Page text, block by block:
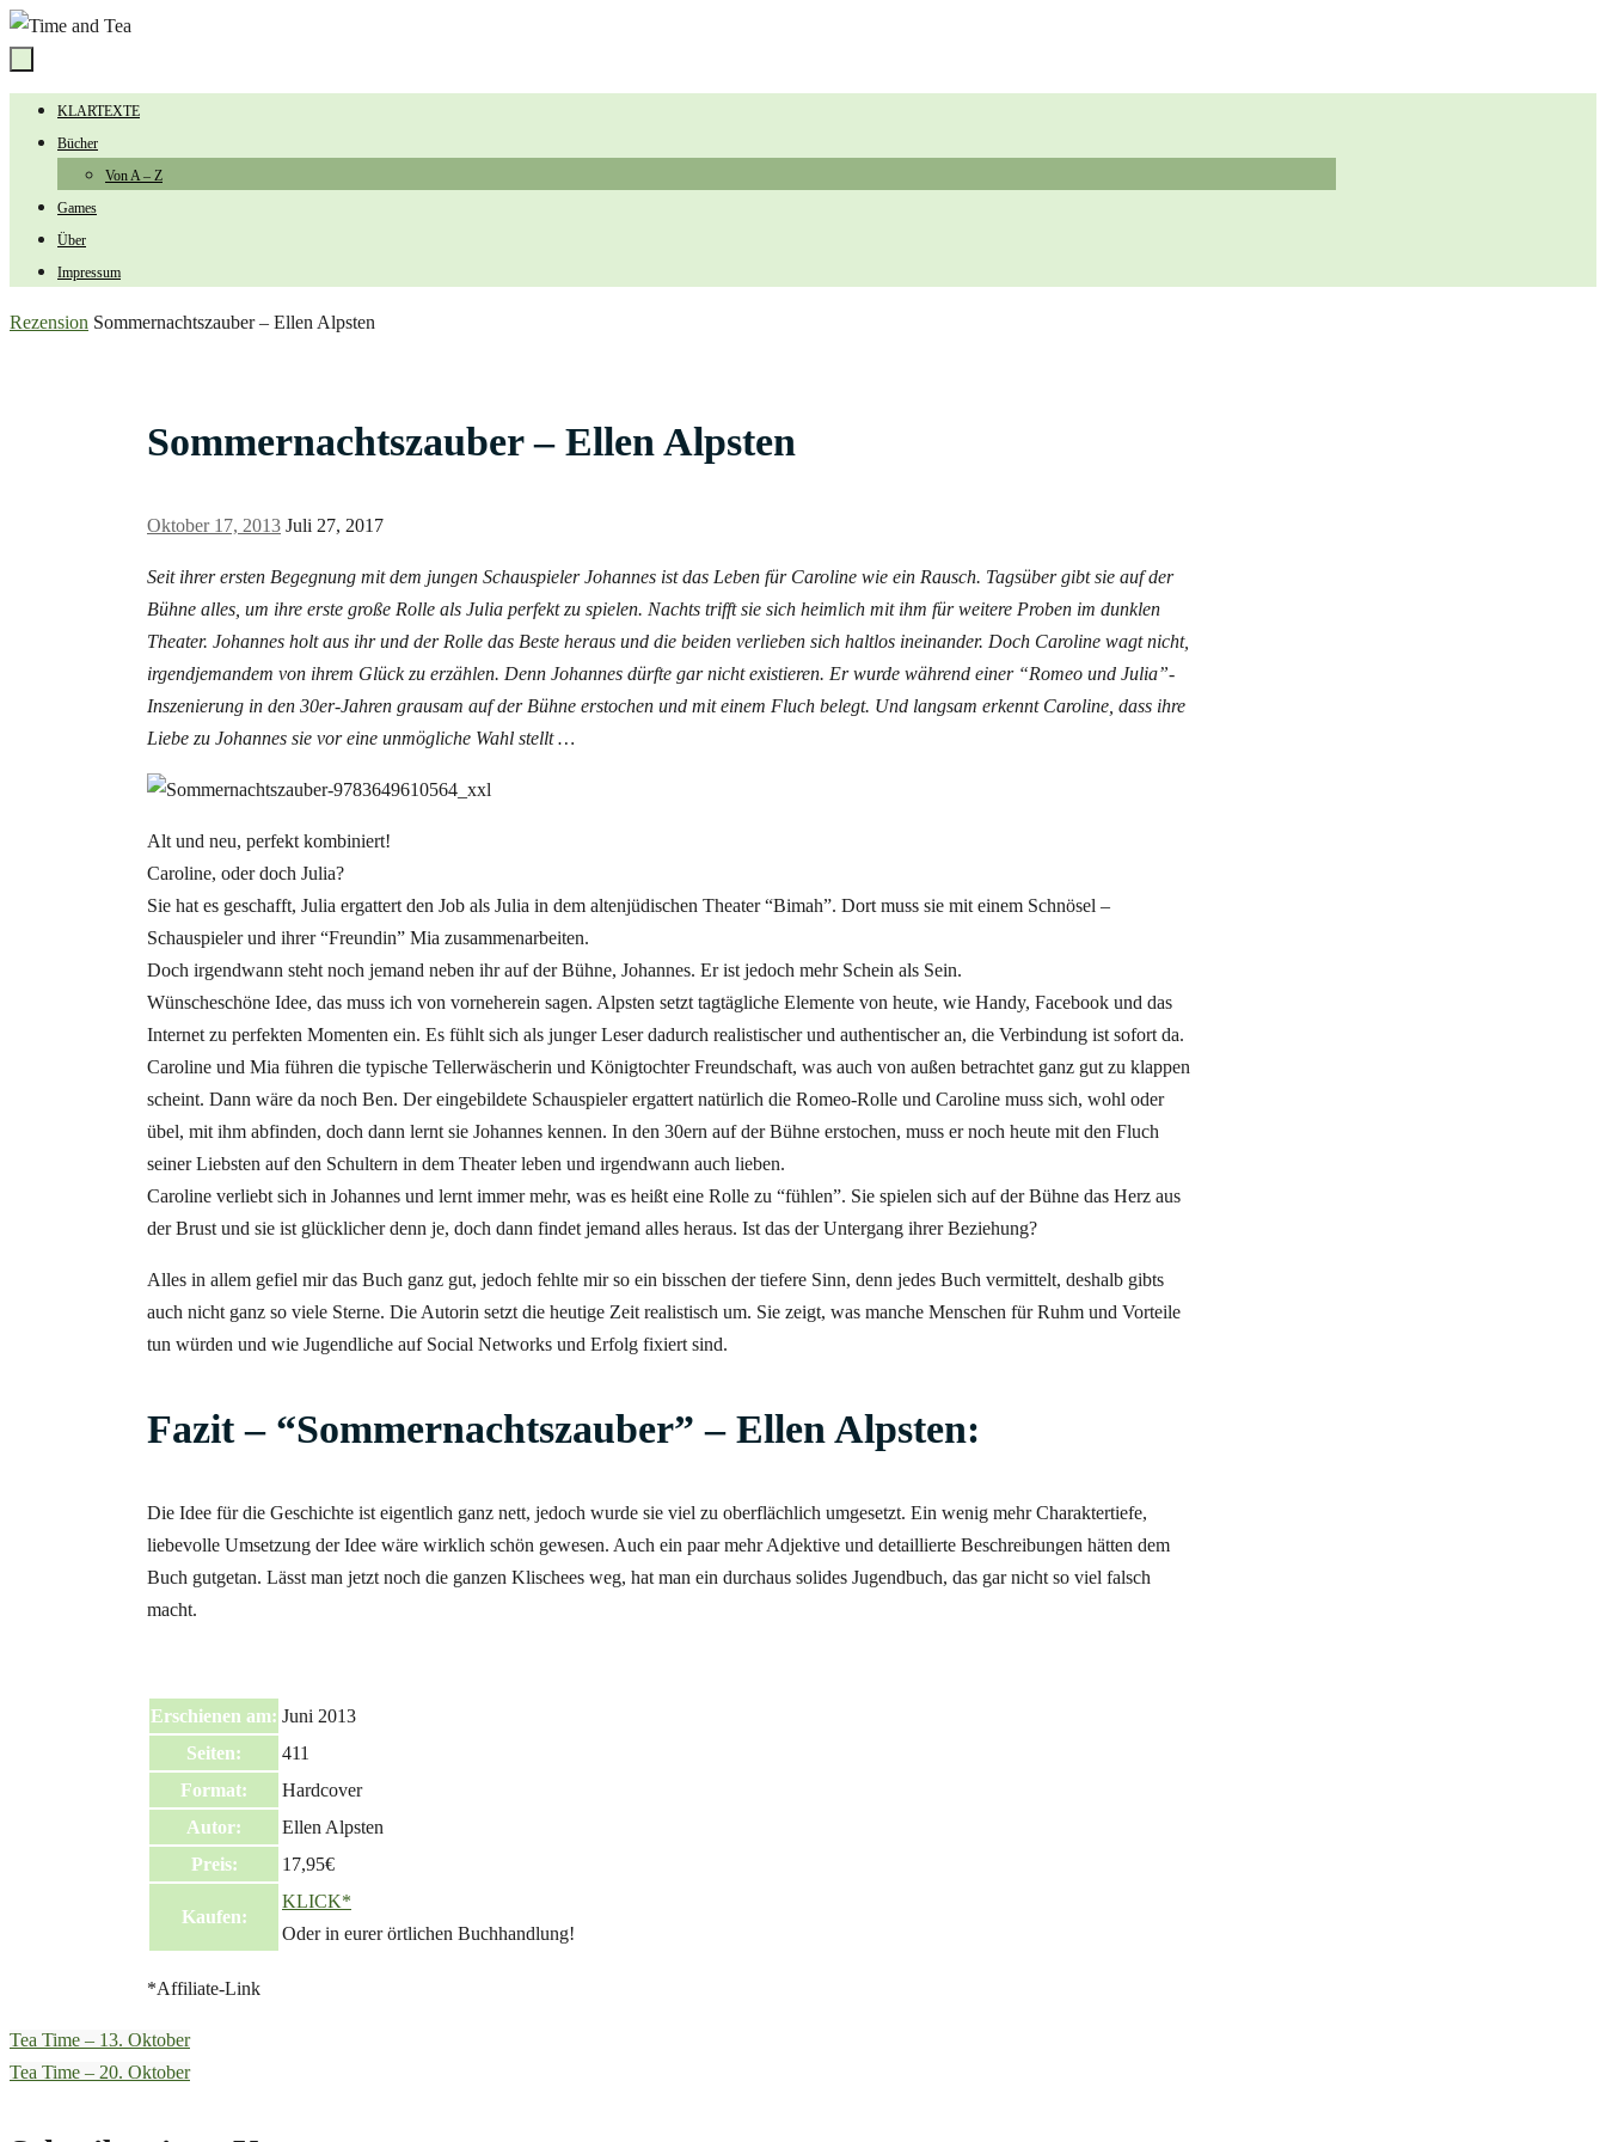
Zum
springen
Zum
Inhalt
KLARTEXTE
Bücher
Von A – Z
Games
Über
Impressum
Start
Rezension Sommernachtszauber – Ellen Alpsten
Sommernachtszauber – Ellen Alpsten
Oktober 17, 2013 Juli 27, 2017
Seit ihrer ersten Begegnung mit dem jungen Schauspieler Johannes ist das Leben für Caroline wie ein Rausch. Tagsüber gibt sie auf der
Bühne alles, um ihre erste große Rolle als Julia perfekt zu spielen. Nachts trifft sie sich heimlich mit ihm für weitere Proben im dunklen
Theater. Johannes holt aus ihr und der Rolle das Beste heraus und die beiden verlieben sich haltlos ineinander. Doch Caroline wagt nicht,
irgendjemandem von ihrem Glück zu erzählen. Denn Johannes dürfte gar nicht existieren. Er wurde während einer “Romeo und Julia”-
Inszenierung in den 30er-Jahren grausam auf der Bühne erstochen und mit einem Fluch belegt. Und langsam erkennt Caroline, dass ihre
Liebe zu Johannes sie vor eine unmögliche Wahl stellt …
Alt und neu, perfekt kombiniert!
Caroline, oder doch Julia?
Sie hat es geschafft, Julia ergattert den Job als Julia in dem altenjüdischen Theater “Bimah”. Dort muss sie mit einem Schnösel –
Schauspieler und ihrer “Freundin” Mia zusammenarbeiten.
Doch irgendwann steht noch jemand neben ihr auf der Bühne, Johannes. Er ist jedoch mehr Schein als Sein.
Wünscheschöne Idee, das muss ich von vorneherein sagen. Alpsten setzt tagtägliche Elemente von heute, wie Handy, Facebook und das
Internet zu perfekten Momenten ein. Es fühlt sich als junger Leser dadurch realistischer und authentischer an, die Verbindung ist sofort da.
Caroline und Mia führen die typische Tellerwäscherin und Königtochter Freundschaft, was auch von außen betrachtet ganz gut zu klappen
scheint. Dann wäre da noch Ben. Der eingebildete Schauspieler ergattert natürlich die Romeo-Rolle und Caroline muss sich, wohl oder
übel, mit ihm abfinden, doch dann lernt sie Johannes kennen. In den 30ern auf der Bühne erstochen, muss er noch heute mit den Fluch
seiner Liebsten auf den Schultern in dem Theater leben und irgendwann auch lieben.
Caroline verliebt sich in Johannes und lernt immer mehr, was es heißt eine Rolle zu “fühlen”. Sie spielen sich auf der Bühne das Herz aus
der Brust und sie ist glücklicher denn je, doch dann findet jemand alles heraus. Ist das der Untergang ihrer Beziehung?
Alles in allem gefiel mir das Buch ganz gut, jedoch fehlte mir so ein bisschen der tiefere Sinn, denn jedes Buch vermittelt, deshalb gibts
auch nicht ganz so viele Sterne. Die Autorin setzt die heutige Zeit realistisch um. Sie zeigt, was manche Menschen für Ruhm und Vorteile
tun würden und wie Jugendliche auf Social Networks und Erfolg fixiert sind.
Fazit – “Sommernachtszauber” – Ellen Alpsten:
Die Idee für die Geschichte ist eigentlich ganz nett, jedoch wurde sie viel zu oberflächlich umgesetzt. Ein wenig mehr Charaktertiefe,
liebevolle Umsetzung der Idee wäre wirklich schön gewesen. Auch ein paar mehr Adjektive und detaillierte Beschreibungen hätten dem
Buch gutgetan. Lässt man jetzt noch die ganzen Klischees weg, hat man ein durchaus solides Jugendbuch, das gar nicht so viel falsch
macht.
Erschienen am: Juni 2013
Seiten:
411
Format:
Hardcover
Autor:
Ellen Alpsten
Preis:
17,95€
Kaufen:
KLICK*
Oder in eurer örtlichen Buchhandlung!
*Affiliate-Link
Tea Time – 13. Oktober
Tea Time – 20. Oktober